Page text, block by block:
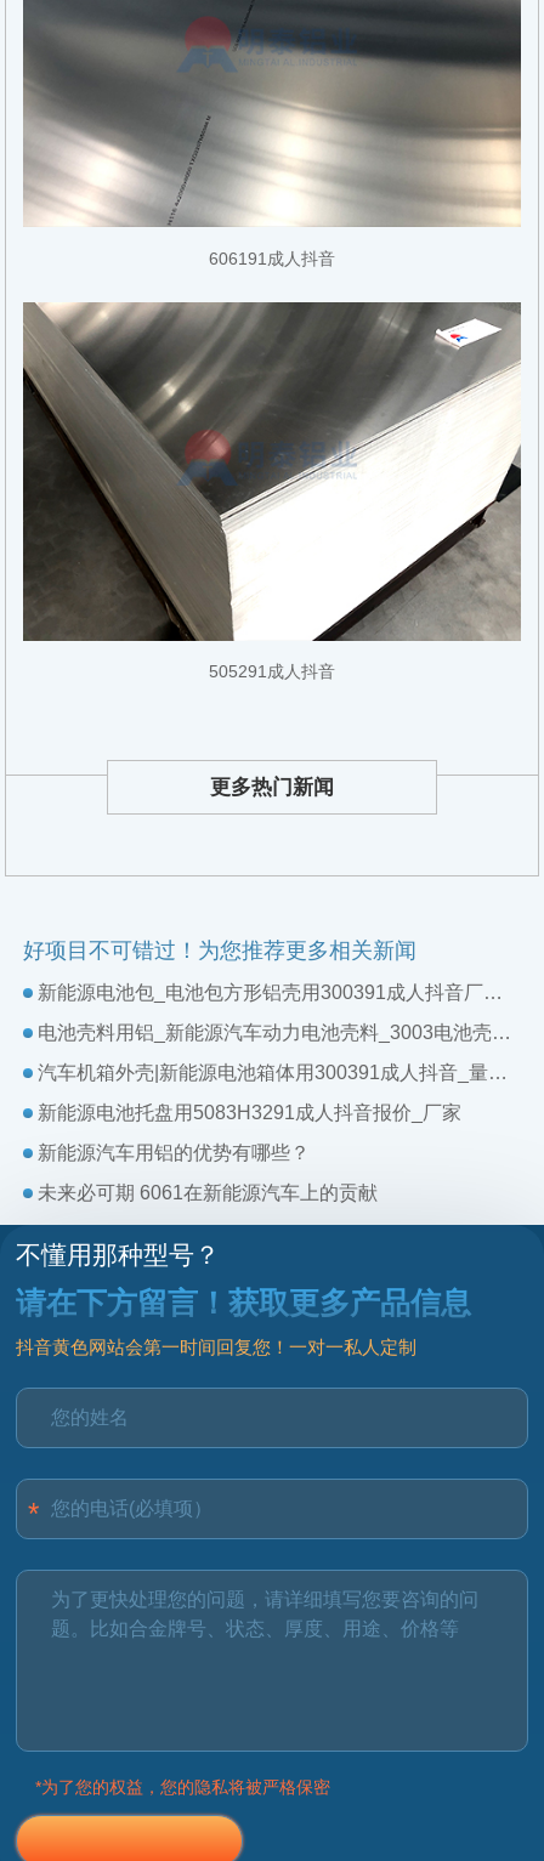
606191成人抖音
505291成人抖音
更多热门新闻
好项目不可错过！为您推荐更多相关新闻
新能源电池包_电池包方形铝壳用300391成人抖音厂家_加工费
电池壳料用铝_新能源汽车动力电池壳料_3003电池壳料用91成人抖音厂家
汽车机箱外壳|新能源电池箱体用300391成人抖音_量身定制
新能源电池托盘用5083H3291成人抖音报价_厂家
新能源汽车用铝的优势有哪些？
未来必可期 6061在新能源汽车上的贡献
不懂用那种型号？
请在下方留言！获取更多产品信息
抖音黄色网站会第一时间回复您！一对一私人定制
*为了您的权益，您的隐私将被严格保密